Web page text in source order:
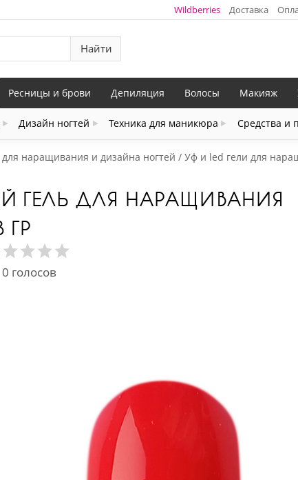
Wildberries Доставка
Найти
Дизайн ногтей Техника для маникюра Средства и
Ресницы и брови Депиляция Волосы Макияж
для наращивания и дизайна ногтей Уф и led гели для
ГЕЛЬ ДЛЯ НАРАЩИВАНИЯ
ГР
0 голосов